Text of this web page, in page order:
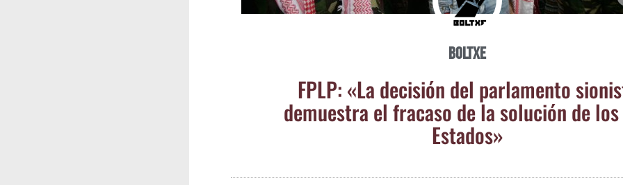
Boltxe
FPLP: «La deci­sión del par­la­men­to
demues­tra el fra­ca­so de la solu­ción de
Estados»